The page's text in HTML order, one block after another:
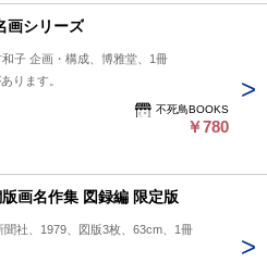
画シリーズ
子 企画・構成、博雅堂、1冊
ります。
不死鳥BOOKS
￥780
画名作集 図録編 限定版
社、1979、図版3枚、63cm、1冊